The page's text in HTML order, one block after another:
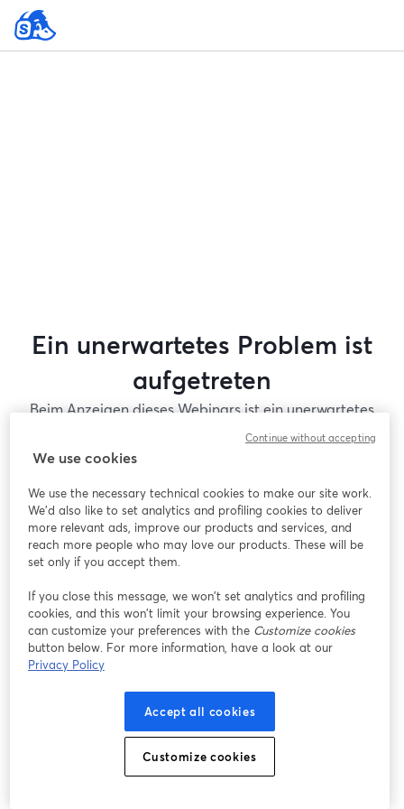
Ein unerwartetes Problem ist
aufgetreten
Beim Anzeigen dieses Webinars ist ein unerwartetes
Problem aufgetreten. Bitte versuchen Sie, die Seite
Gibt es Probleme?
wird in einem neuen Tab geöffnet
We use cookies
We use the necessary technical cookies to make our site work.
We'd also like to set analytics and profiling cookies to deliver
more relevant ads, improve our products and services, and
reach more people who may love our products. These will be
set only if you accept them.
If you close this message, we won’t set analytics and profiling
cookies, and this won’t limit your browsing experience. You
can customize your preferences with the Customize cookies
button below. For more information, have a look at our
Privacy Policy
Accept all cookies
Customize cookies
Continue without accepting